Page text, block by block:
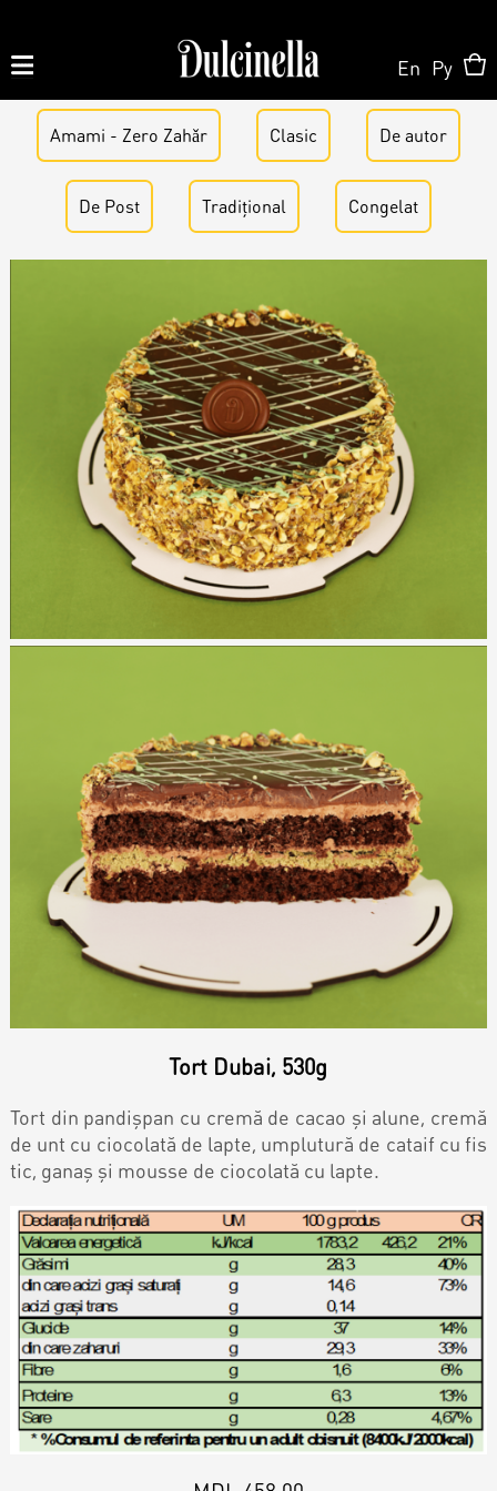
Produse la comandă:
062 10 02 11
060 02 58 58
La Comandă
La Comandă
Tort la Comandă
Bento cake
Colaci
Macarons personalizat
CakePops personalizat
Magazin Online
Patisserie & Cofetărie
Torturi
Prajituri
Ciocolată
Macarons
Croissants & muffins
Amami - Zero Zahǎr
Torturi
Accesorii/Party
Despre Noi
Magazine
En Ру
Amami - Zero Zahǎr Clasic De аutor
De Post Tradițional Congelat
Tort Dubai, 530g
Tort din pandişpan cu cremă de cacao şi alune, cremă
de unt cu ciocolată de lapte, umplutură de cataif cu fis
tic, ganaş şi mousse de ciocolată cu lapte.